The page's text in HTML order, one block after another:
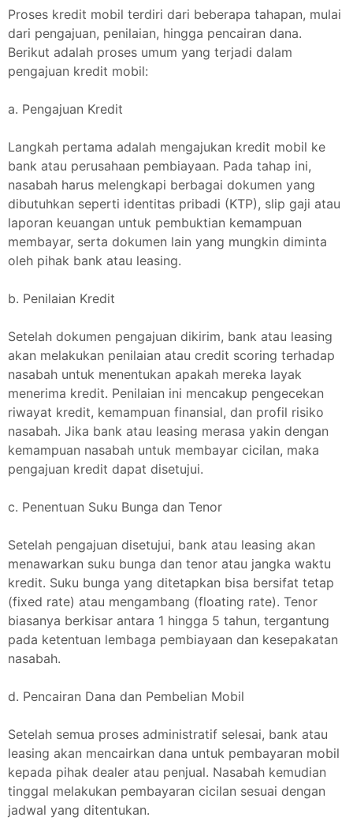
Proses kredit mobil terdiri dari beberapa tahapan, mulai
dari pengajuan, penilaian, hingga pencairan dana.
Berikut adalah proses umum yang terjadi dalam
pengajuan kredit mobil:
a. Pengajuan Kredit
Langkah pertama adalah mengajukan kredit mobil ke
bank atau perusahaan pembiayaan. Pada tahap ini,
nasabah harus melengkapi berbagai dokumen yang
dibutuhkan seperti identitas pribadi (KTP), slip gaji atau
laporan keuangan untuk pembuktian kemampuan
membayar, serta dokumen lain yang mungkin diminta
oleh pihak bank atau leasing.
b. Penilaian Kredit
Setelah dokumen pengajuan dikirim, bank atau leasing
akan melakukan penilaian atau credit scoring terhadap
nasabah untuk menentukan apakah mereka layak
menerima kredit. Penilaian ini mencakup pengecekan
riwayat kredit, kemampuan finansial, dan profil risiko
nasabah. Jika bank atau leasing merasa yakin dengan
kemampuan nasabah untuk membayar cicilan, maka
pengajuan kredit dapat disetujui.
c. Penentuan Suku Bunga dan Tenor
Setelah pengajuan disetujui, bank atau leasing akan
menawarkan suku bunga dan tenor atau jangka waktu
kredit. Suku bunga yang ditetapkan bisa bersifat tetap
(fixed rate) atau mengambang (floating rate). Tenor
biasanya berkisar antara 1 hingga 5 tahun, tergantung
pada ketentuan lembaga pembiayaan dan kesepakatan
nasabah.
d. Pencairan Dana dan Pembelian Mobil
Setelah semua proses administratif selesai, bank atau
leasing akan mencairkan dana untuk pembayaran mobil
kepada pihak dealer atau penjual. Nasabah kemudian
tinggal melakukan pembayaran cicilan sesuai dengan
jadwal yang ditentukan.